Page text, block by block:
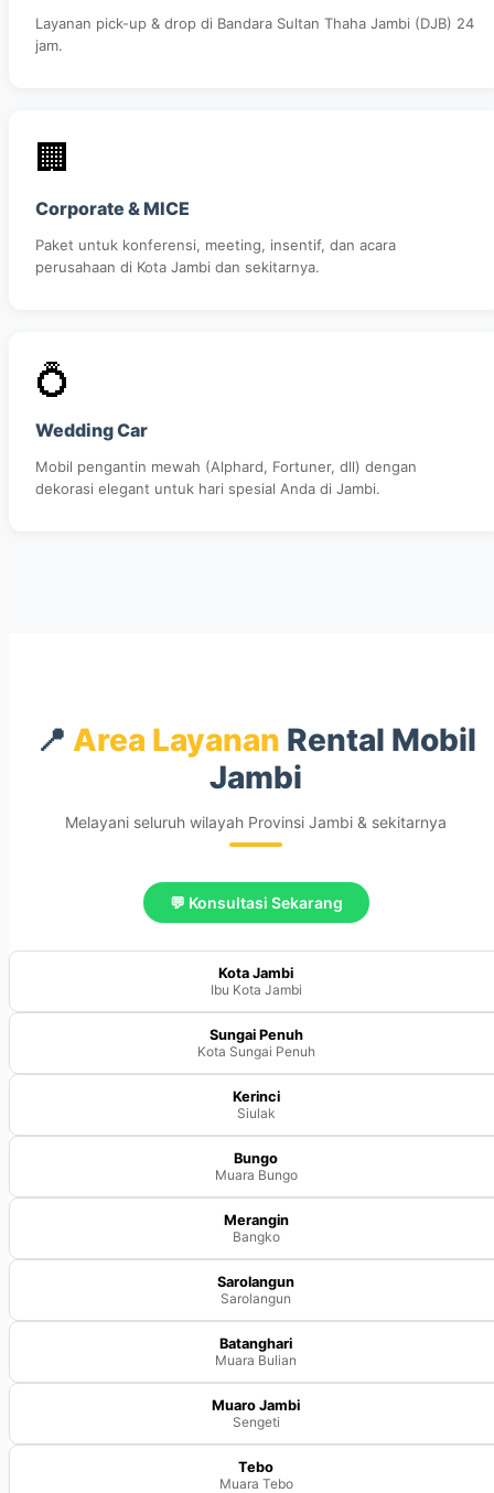
Layanan pick-up & drop di Bandara Sultan Thaha Jambi (DJB) 24
jam.
🏢
Corporate & MICE
Paket untuk konferensi, meeting, insentif, dan acara
perusahaan di Kota Jambi dan sekitarnya.
💍
Wedding Car
Mobil pengantin mewah (Alphard, Fortuner, dll) dengan
dekorasi elegant untuk hari spesial Anda di Jambi.
📍 Area Layanan Rental Mobil
Jambi
Melayani seluruh wilayah Provinsi Jambi & sekitarnya
💬 Konsultasi Sekarang
Kota Jambi
Ibu Kota Jambi
Sungai Penuh
Kota Sungai Penuh
Kerinci
Siulak
Bungo
Muara Bungo
Merangin
Bangko
Sarolangun
Sarolangun
Batanghari
Muara Bulian
Muaro Jambi
Sengeti
Tebo
Muara Tebo